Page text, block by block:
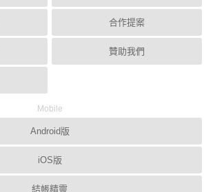
合作提案
贊助我們
Mobile
Android版
iOS版
結帳精靈